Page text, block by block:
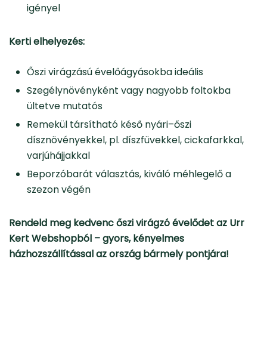
igényel
Kerti elhelyezés:
Őszi virágzású évelőágyásokba ideális
Szegélynövényként vagy nagyobb foltokba
ültetve mutatós
Remekül társítható késő nyári–őszi
dísznövényekkel, pl. díszfüvekkel, cickafarkkal,
varjúhájjakkal
Beporzóbarát választás, kiváló méhlegelő a
szezon végén
Rendeld meg kedvenc őszi virágzó évelődet az Urr
Kert Webshopból – gyors, kényelmes
házhozszállítással az ország bármely pontjára!